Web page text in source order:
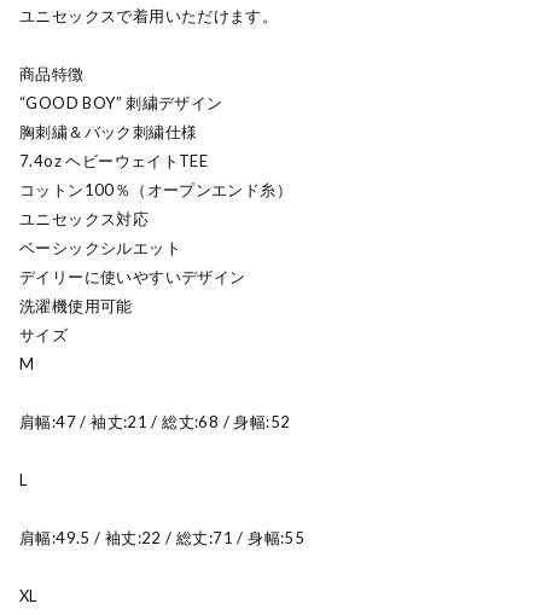
ユニセックスで着用いただけます。
商品特徴
“GOOD BOY” 刺繍デザイン
胸刺繍＆バック刺繍仕様
7.4oz ヘビーウェイトTEE
コットン100％（オープンエンド糸）
ユニセックス対応
ベーシックシルエット
デイリーに使いやすいデザイン
洗濯機使用可能
サイズ
M
肩幅:47 / 袖丈:21 / 総丈:68 / 身幅:52
L
肩幅:49.5 / 袖丈:22 / 総丈:71 / 身幅:55
XL